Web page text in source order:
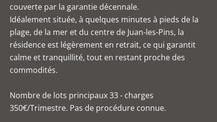
couverte par la garantie décennale.
Idéalement située, à quelques minutes à pieds de la
plage, de la mer et du centre de Juan-les-Pins, la
résidence est légèrement en retrait, ce qui garantit
calme et tranquillité, tout en restant proche des
commodités.
Nombre de lots principaux 33 - charges
350€/Trimestre. Pas de procédure connue.